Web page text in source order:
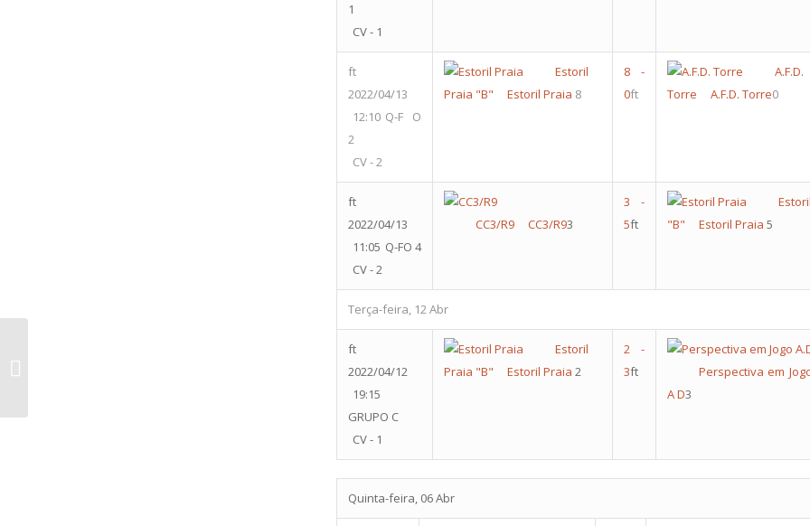
1
CV - 1
ft
2022/04/13
12:10 Q-F O
2
CV - 2
Estoril
Praia "B"
Estoril Praia 8
8 -
0ft
A.F.D.
Torre
A.F.D. Torre0
ft
2022/04/13
11:05 Q-FO 4
CV - 2
CC3/R9 CC3/R93
3 -
5ft
"B"
Estoril Praia 5
Terça-feira, 12 Abr
ft
2022/04/12
19:15
GRUPO C
CV - 1
Estoril
Praia "B"
Estoril Praia 2
2 -
3ft Perspectiva em
A D3
Quinta-feira, 06 Abr